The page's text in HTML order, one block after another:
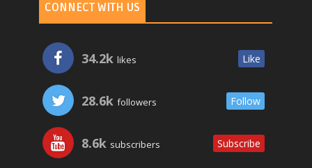
CONNECT WITH US
34.2k likes Like
28.6k followers Follow
8.6k subscribers Subscribe